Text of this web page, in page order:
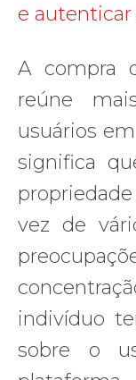
e autenticar
A compra
reúne
usuários
significa
vez de
indivíduo
sobre o